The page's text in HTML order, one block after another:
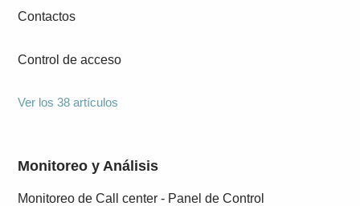
Contactos
Control de acceso
Ver los 38 artículos
Monitoreo y Análisis
Monitoreo de Call center - Panel de Control